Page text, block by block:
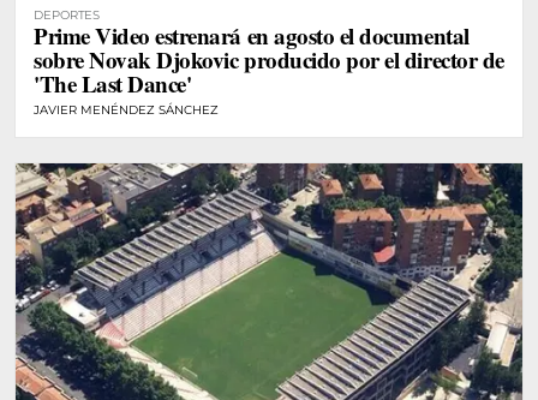
DEPORTES
Prime Video estrenará en agosto el documental
sobre Novak Djokovic producido por el director de
'The Last Dance'
JAVIER MENÉNDEZ SÁNCHEZ